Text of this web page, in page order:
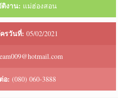
งาน: แม่ฮ่องสอน
รวันที่: 05/02/2021
อ: (080) 060-3888